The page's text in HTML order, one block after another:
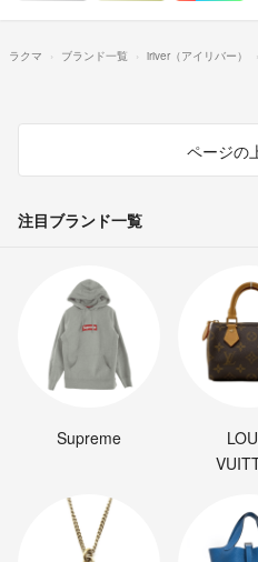
ラクマ ブランド一覧 iriver（アイリバー）
ページの
注目ブランド一覧
Supreme